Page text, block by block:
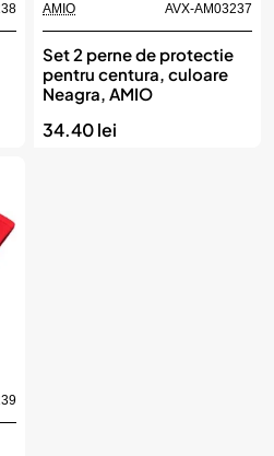
AMIO AVX-AM03237
Set 2 perne de protectie
pentru centura, culoare
Neagra, AMIO
34.40 lei